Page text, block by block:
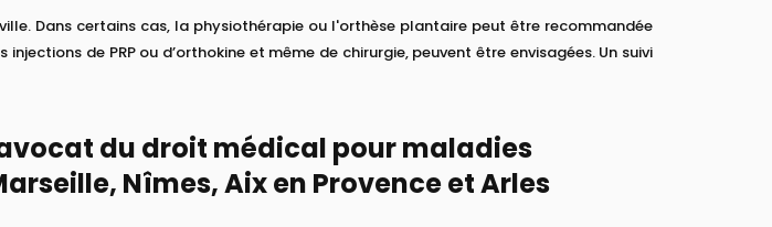
Dans certains cas, la physiothérapie ou l'orthèse plantaire peut être recommandée
de PRP ou d’orthokine et même de chirurgie, peuvent être envisagées. Un suivi
du droit médical pour maladies
Nîmes, Aix en Provence et Arles